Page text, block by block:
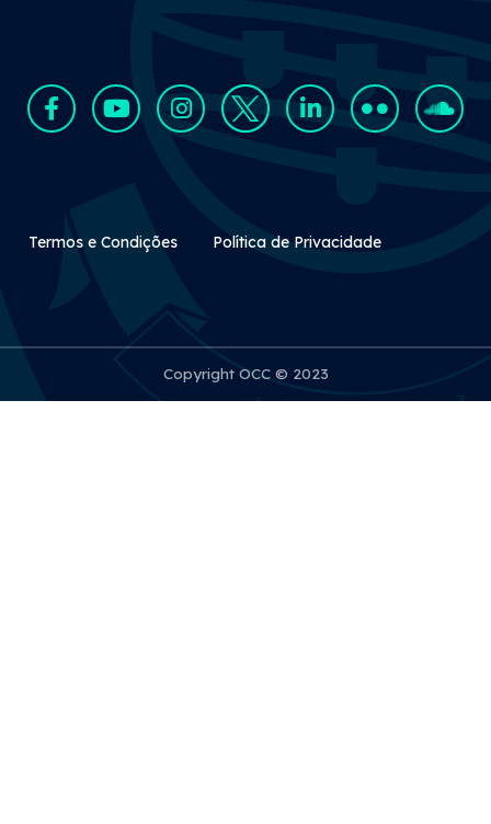
Rodapé Secundário
Termos e Condições Política de Privacidade
Copyright OCC © 2023